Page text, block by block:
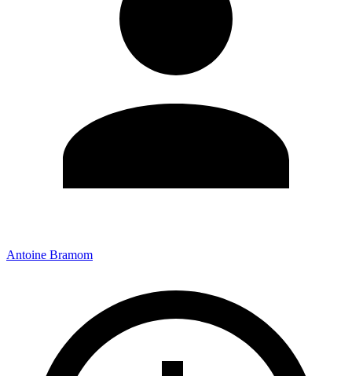
Antoine Bramom